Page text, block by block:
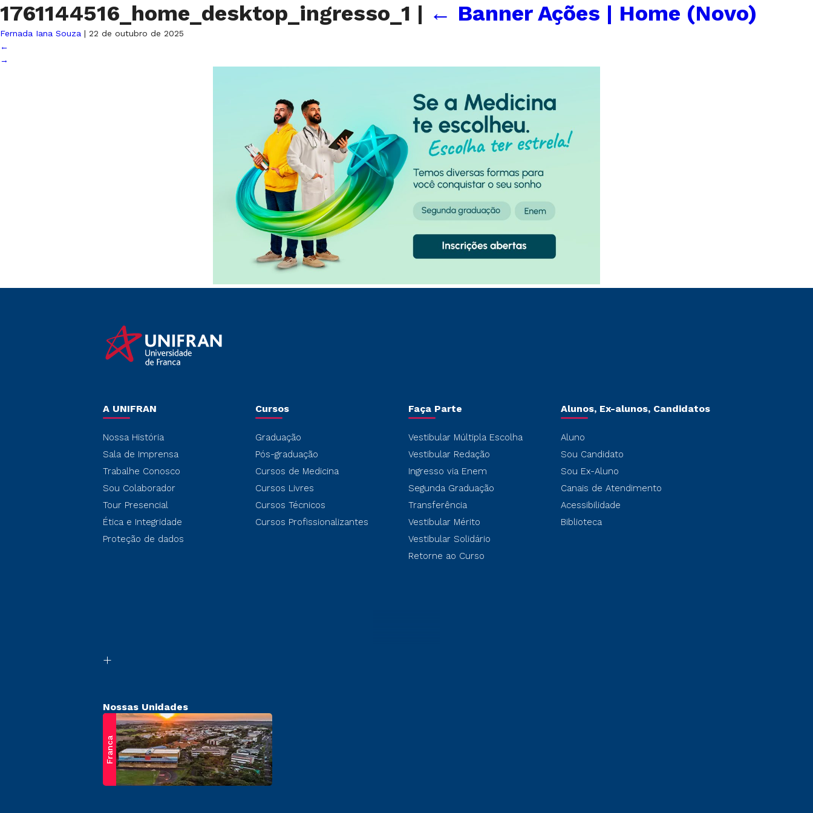
1761144516_home_desktop_ingresso_1 | ← Banner Ações | Home (Novo)
Fernada Iana Souza | 22 de outubro de 2025
←
→
A UNIFRAN
Nossa História
Sala de Imprensa
Trabalhe Conosco
Sou Colaborador
Tour Presencial
Ética e Integridade
Proteção de dados
Cursos
Graduação
Pós-graduação
Cursos de Medicina
Cursos Livres
Cursos Técnicos
Cursos Profissionalizantes
Faça Parte
Vestibular Múltipla Escolha
Vestibular Redação
Ingresso via Enem
Segunda Graduação
Transferência
Vestibular Mérito
Vestibular Solidário
Retorne ao Curso
Alunos, Ex-alunos, Candidatos
Aluno
Sou Candidato
Sou Ex-Aluno
Canais de Atendimento
Acessibilidade
Biblioteca
Nossas Unidades
Franca